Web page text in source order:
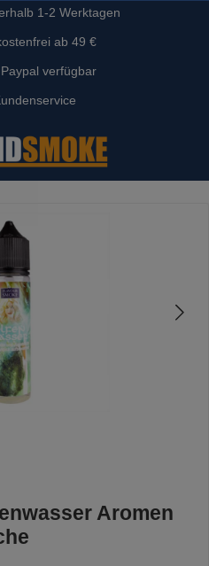
1-2 Werktagen
ab 49 €
verfügbar
Aromen